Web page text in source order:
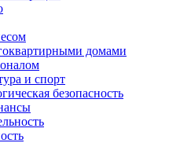
домами
и спорт
безопасность